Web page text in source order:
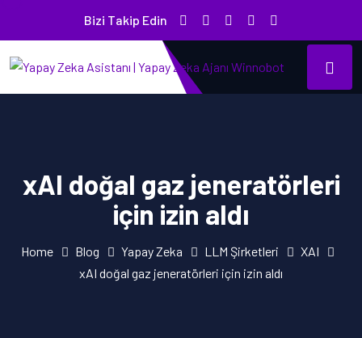
Bizi Takip Edin
xAI doğal gaz jeneratörleri
için izin aldı
Home Blog Yapay Zeka LLM Şirketleri
XAI
xAI doğal gaz jeneratörleri için izin aldı